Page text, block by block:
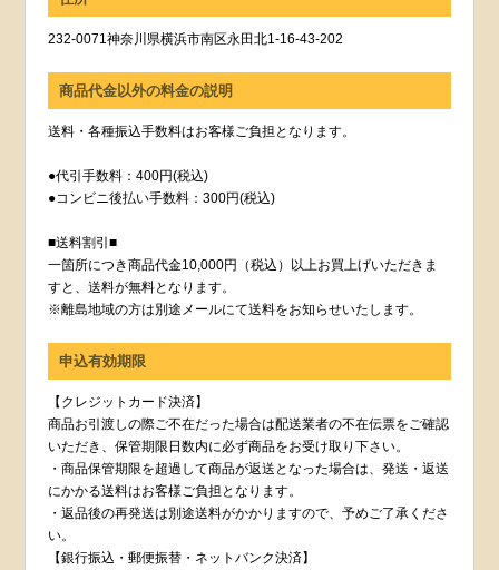
232-0071神奈川県横浜市南区永田北1-16-43-202
商品代金以外の料金の説明
送料・各種振込手数料はお客様ご負担となります。
●代引手数料：400円(税込)
●コンビニ後払い手数料：300円(税込)
■送料割引■
一箇所につき商品代金10,000円（税込）以上お買上げいただきま
すと、送料が無料となります。
※離島地域の方は別途メールにて送料をお知らせいたします。
申込有効期限
【クレジットカード決済】
商品お引渡しの際ご不在だった場合は配送業者の不在伝票をご確認
いただき、保管期限日数内に必ず商品をお受け取り下さい。
・商品保管期限を超過して商品が返送となった場合は、発送・返送
にかかる送料はお客様ご負担となります。
・返品後の再発送は別途送料がかかりますので、予めご了承くださ
い。
【銀行振込・郵便振替・ネットバンク決済】